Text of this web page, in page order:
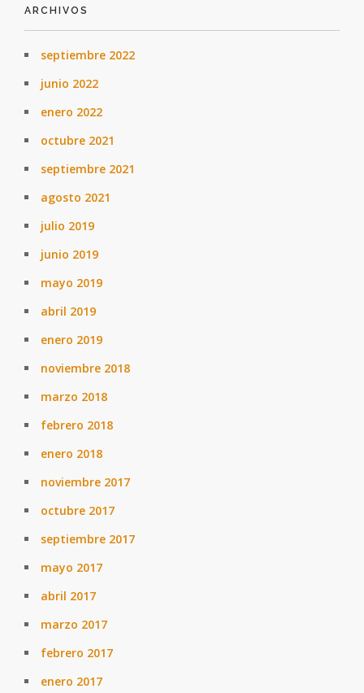
ARCHIVOS
septiembre 2022
junio 2022
enero 2022
octubre 2021
septiembre 2021
agosto 2021
julio 2019
junio 2019
mayo 2019
abril 2019
enero 2019
noviembre 2018
marzo 2018
febrero 2018
enero 2018
noviembre 2017
octubre 2017
septiembre 2017
mayo 2017
abril 2017
marzo 2017
febrero 2017
enero 2017